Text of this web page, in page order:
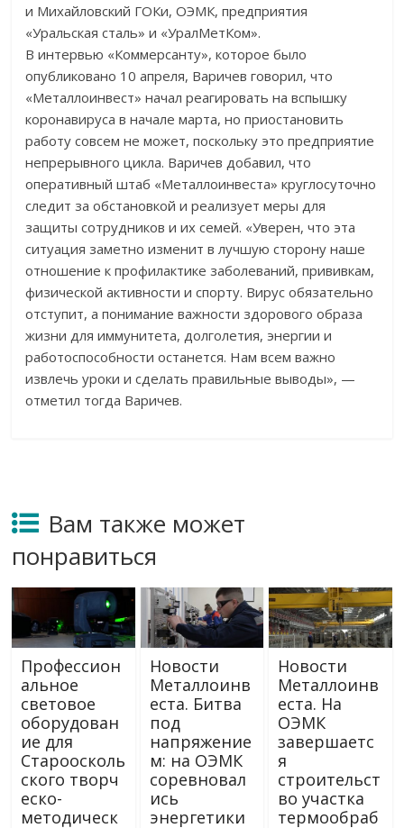
и Михайловский ГОКи, ОЭМК, предприятия
«Уральская сталь» и «УралМетКом».
В интервью «Коммерсанту», которое было
опубликовано 10 апреля, Варичев говорил, что
«Металлоинвест» начал реагировать на вспышку
коронавируса в начале марта, но приостановить
работу совсем не может, поскольку это предприятие
непрерывного цикла. Варичев добавил, что
оперативный штаб «Металлоинвеста» круглосуточно
следит за обстановкой и реализует меры для
защиты сотрудников и их семей. «Уверен, что эта
ситуация заметно изменит в лучшую сторону наше
отношение к профилактике заболеваний, прививкам,
физической активности и спорту. Вирус обязательно
отступит, а понимание важности здорового образа
жизни для иммунитета, долголетия, энергии и
работоспособности останется. Нам всем важно
извлечь уроки и сделать правильные выводы», —
отметил тогда Варичев.
Вам также может
понравиться
Профессион
альное
световое
оборудован
ие для
Староосколь
ского творч
еско-
методическ
Новости
Металлоинв
еста. Битва
под
напряжение
м: на ОЭМК
соревновал
ись
энергетики
Новости
Металлоинв
еста. На
ОЭМК
завершаетс
я
строительст
во участка
термообраб